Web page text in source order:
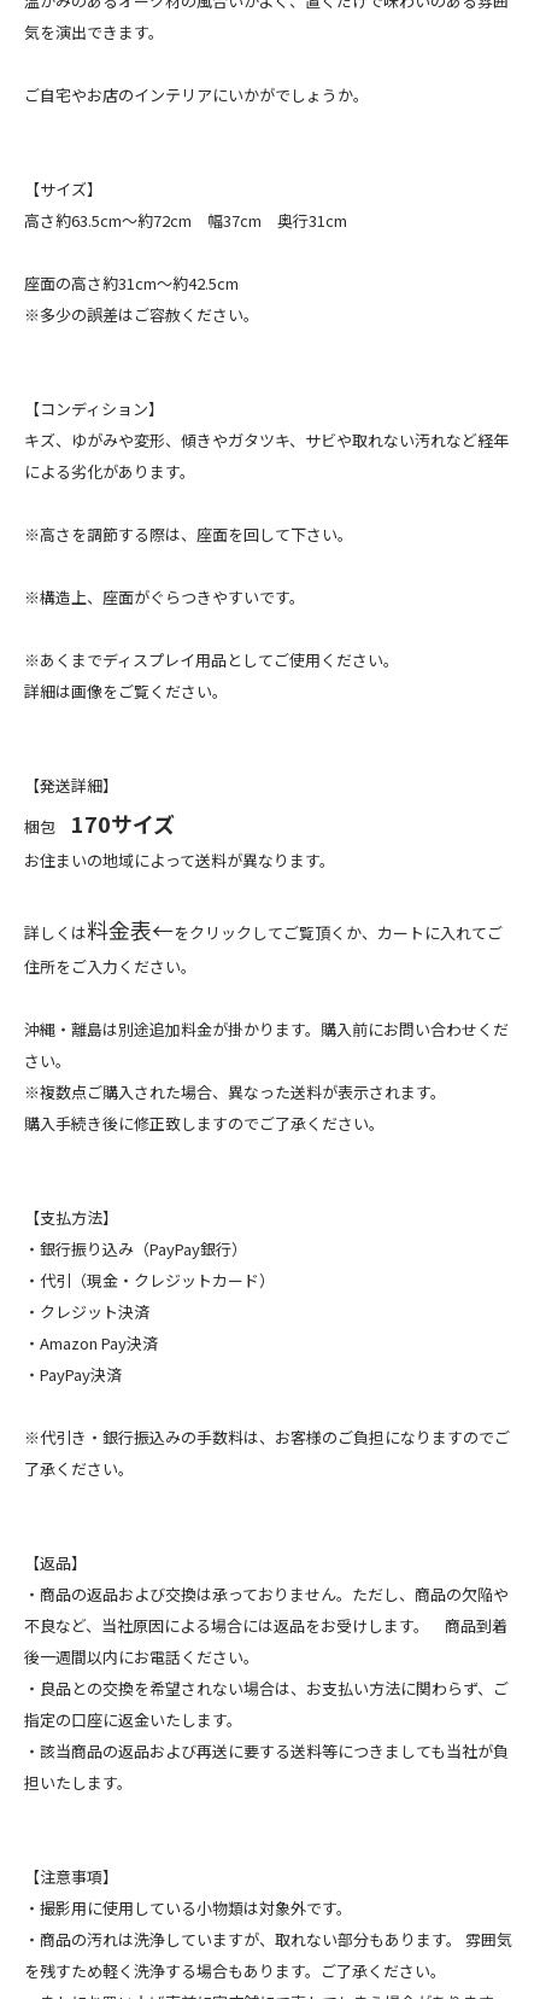
気を演出できます。
ご自宅やお店のインテリアにいかがでしょうか。
【サイズ】
高さ約63.5cm～約72cm 幅37cm 奥行31cm
座面の高さ約31cm～約42.5cm
※多少の誤差はご容赦ください。
【コンディション】
キズ、ゆがみや変形、傾きやガタツキ、サビや取れない汚れなど経年
による劣化があります。
※高さを調節する際は、座面を回して下さい。
※構造上、座面がぐらつきやすいです。
※あくまでディスプレイ用品としてご使用ください。
詳細は画像をご覧ください。
【発送詳細】
梱包 170サイズ
お住まいの地域によって送料が異なります。
詳しくは料金表←をクリックしてご覧頂くか、カートに入れてご
住所をご入力ください。
沖縄・離島は別途追加料金が掛かります。購入前にお問い合わせくだ
さい。
※複数点ご購入された場合、異なった送料が表示されます。
購入手続き後に修正致しますのでご了承ください。
【支払方法】
・銀行振り込み（PayPay銀行）
・代引（現金・クレジットカード）
・クレジット決済
・Amazon Pay決済
・PayPay決済
※代引き・銀行振込みの手数料は、お客様のご負担になりますのでご
了承ください。
【返品】
・商品の返品および交換は承っておりません。ただし、商品の欠陥や
不良など、当社原因による場合には返品をお受けします。 商品到着
後一週間以内にお電話ください。
・良品との交換を希望されない場合は、お支払い方法に関わらず、ご
指定の口座に返金いたします。
・該当商品の返品および再送に要する送料等につきましても当社が負
担いたします。
【注意事項】
・撮影用に使用している小物類は対象外です。
・商品の汚れは洗浄していますが、取れない部分もあります。 雰囲気
を残すため軽く洗浄する場合もあります。ご了承ください。